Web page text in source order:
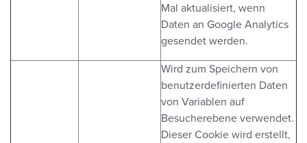
Mal aktualisiert, wenn
Daten an Google Analytics
gesendet werden.
Wird zum Speichern von
benutzerdefinierten Daten
von Variablen auf
Besucherebene verwendet.
Dieser Cookie wird erstellt,